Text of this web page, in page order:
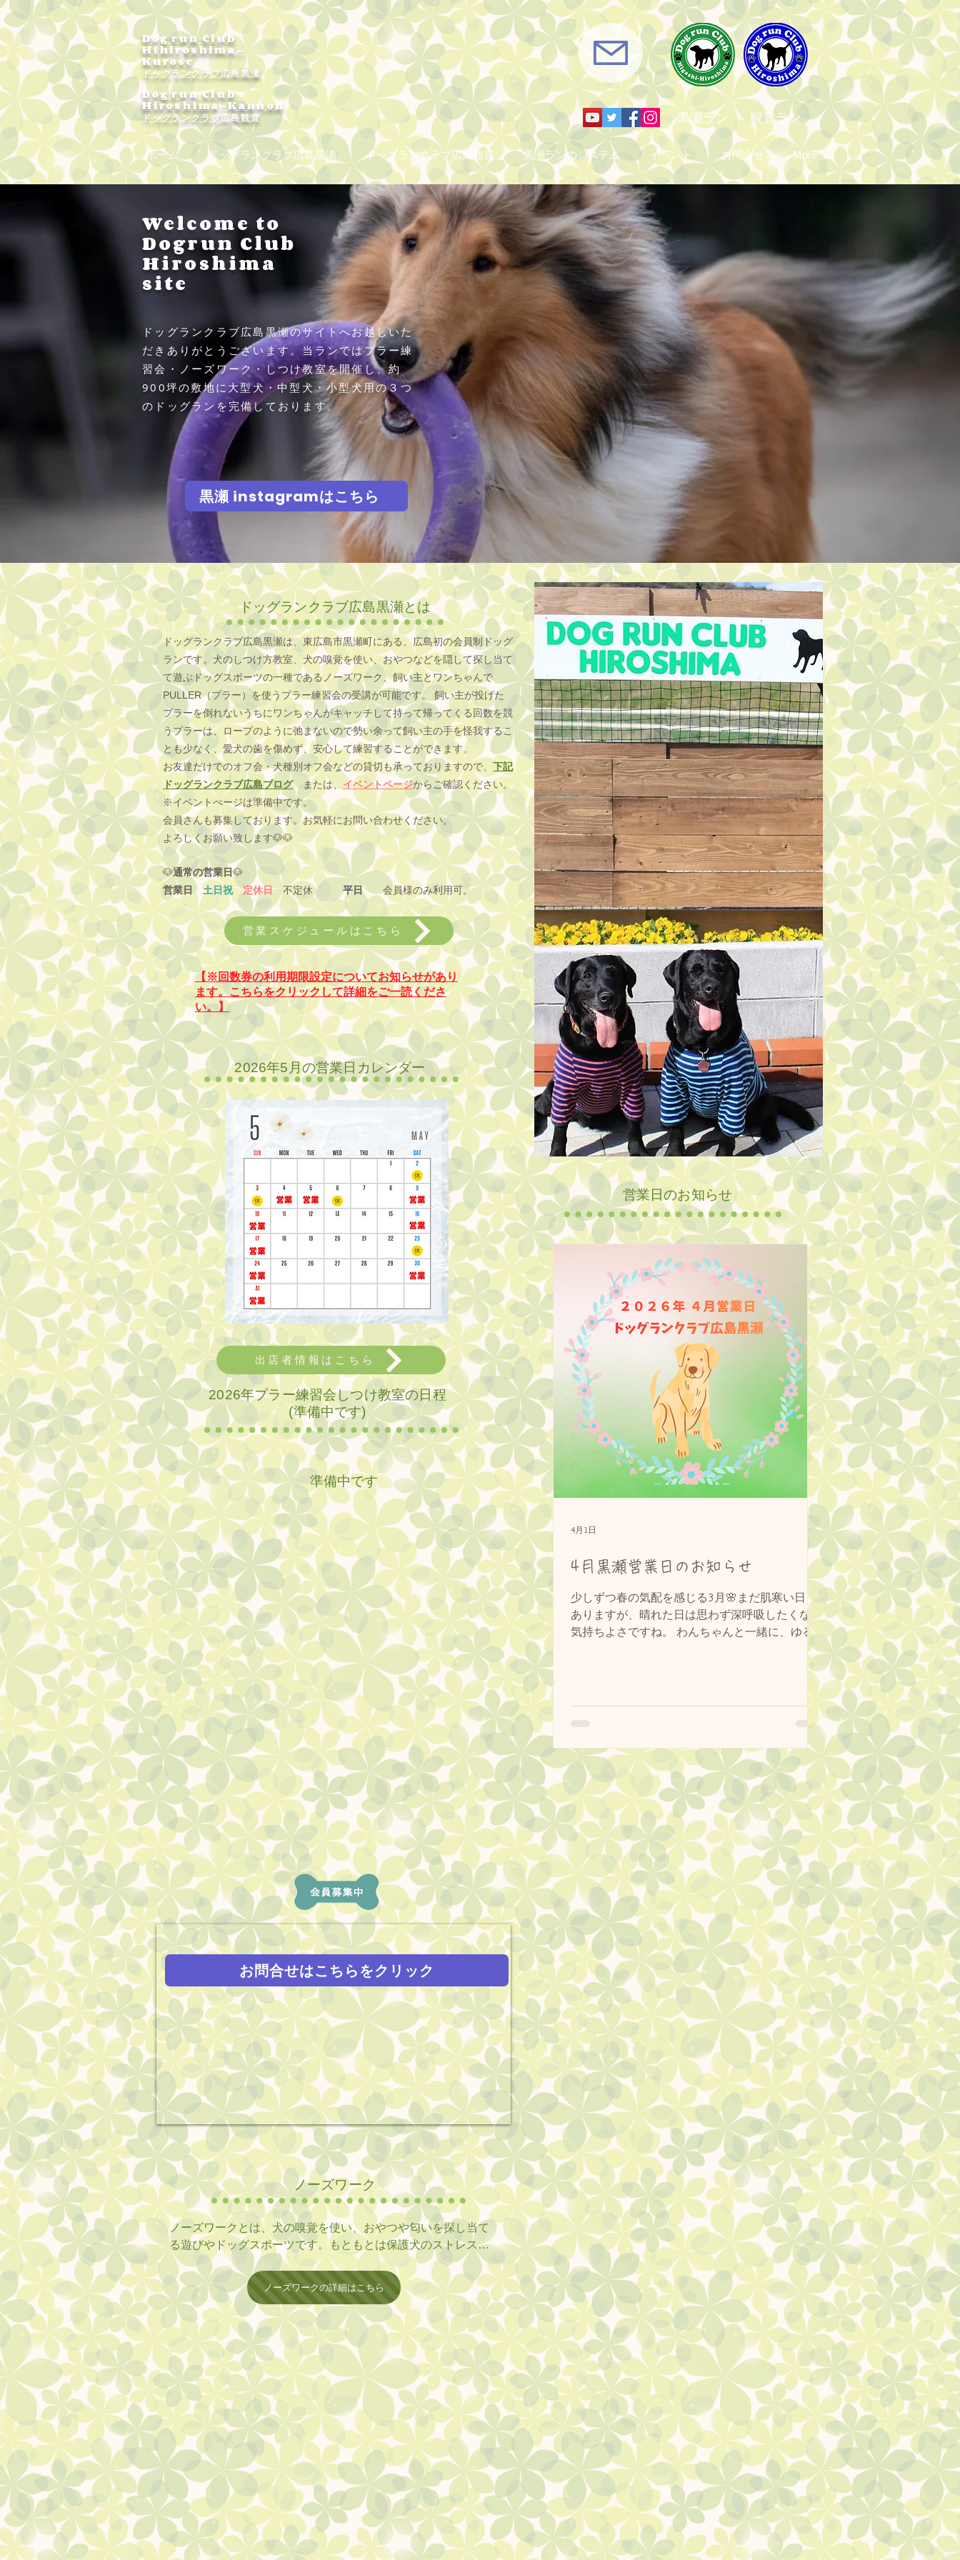
Dog run Club
Hihiroshima-
Kurose
ドッグランクラブ広島黒瀬
Dog run Club
Hiroshima-Kannon
​ドッグランクラブ広島観音 黒瀬ラン 観音ラン
ホーム ドッグランクラブ広島黒瀬 ドッグランクラブ広島観音 黒瀬ランのシステム イベント お問合せ More
Welcome to
Dogrun Club
Hiroshima
site
​ドッグランクラブ広島黒瀬のサイトへお越しいた
だきありがとうございます。当ランではプラー練
習会・ノーズワーク・しつけ教室を開催し、約
900坪の敷地に大型犬・中型犬・小型犬用の３つ
のドッグランを完備しております。
黒瀬 instagramはこちら
ドッグランクラブ広島黒瀬とは
ドッグランクラブ広島黒瀬は、東広島市黒瀬町にある、広島初の会員制ドッグ
ランです。犬のしつけ方教室、犬の嗅覚を使い、おやつなどを隠して探し当て
て遊ぶドッグスポーツの一種であるノーズワーク、飼い主とワンちゃんで
PULLER（プラー）を使うプラー練習会の受講が可能です。 飼い主が投げた
プラーを倒れないうちにワンちゃんがキャッチして持って帰ってくる回数を競
うプラーは、ロープのように弛まないので勢い余って飼い主の手を怪我するこ
とも少なく、愛犬の歯を傷めず、安心して練習することができます。
​お友達だけでのオフ会・犬種別オフ会などの貸切も承っておりますので、 下記
ドッグランクラブ広島ブログまたは、 イベントページからご確認ください。
※イベントぺージは準備中です。
会員さんも募集しております。お気軽にお問い合わせください。
よろしくお願い致します🐶🐶
🐶通常の営業日🐶
営業日
土日祝定休日不定休 平日 会員様のみ利用可。
営業スケジュールはこちら
【※回数券の利用期限設定についてお知らせがあり
ます。こちらをクリックして詳細をご一読くださ
い。】
2026年5月の営業日カレンダー
出店者情報はこちら
2026年プラー練習会しつけ教室の日程
(準備中です)
準備中です
​営業日のお知らせ
4月黒瀬営業日のお知らせ
少しずつ春の気配を感じる3月🌸まだ肌寒い日も
ありますが、晴れた日は思わず深呼吸したくなる
気持ちよさですね。 わんちゃんと一緒に、ゆる
っと外時間を楽しみませんか？🐾「わんちゃんが
いるからこそ生まれるご縁」を大切にしながら開
もいつもの皆さんも、はじめましての方も大歓迎
4月1日
ノーズワーク
ノーズワークとは、犬の嗅覚を使い、おやつや匂いを探し当て
る遊びやドッグスポーツです。もともとは保護犬のストレス解
消のためにアメリカの保護施設で考案された遊びが起源で、特
別なトレーニングなしで自宅でも楽しめ、犬の心身のリフレッ
シュや自信につながる効果が期待できます。
ノーズワークの遊び方
準備: おやつや好物のおもちゃ、またはアロマオイルなどを使
います。
隠す: 複数のおやつが入った箱や、ノーズワークマットなどの
専用グッズにおやつを隠します。飼い主さん自身が隠れるかく
れんぼも良いでしょう。
探させる: 犬が自由に歩き回り、鼻を使っておやつを見つけ出
させます。
ポイント:
飼い主さんは指示を出さず、犬の自主性を尊重します。
短時間で終わらせ、成功体験で終えるようにします。
犬が見つけた際は、集中力を途切れさせないよう、大げさに褒
めないようにします。
効果と特徴
心身の健康: 脳を活性化させて集中力を養い、運動不足の解消
ノーズワークの詳細はこちら
お問合せはこちらをクリック